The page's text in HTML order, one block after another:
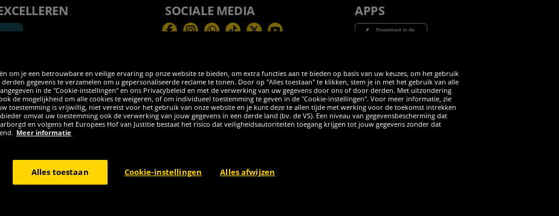
SOCIALE MEDIA
FacebookInstagramWhatsApp
TikTokTwitterYouTube
APPS
kosten voor levering ter plaatse, tenzij anderszins beschreven. 1Huidige of eerdere aanbevolen verkoopprijs van de fabrikant
om je een betrouwbare en veilige ervaring op onze website te bieden, om extra functies aan te bieden op basis van uw keuzes, om het gebruik
gegevens te verzamelen om u gepersonaliseerde reclame te tonen. Door op "Alles toestaan" te klikken, stem je in met het gebruik van alle
in de "Cookie-instellingen" en ons Privacybeleid en met de verwerking van uw gegevens door ons of door derden. Met uitzondering
de mogelijkheid om alle cookies te weigeren, of om individueel toestemming te geven in de "Cookie-instellingen". Voor meer informatie, zie
toestemming is vrijwillig, niet vereist voor het gebruik van onze website en je kunt deze te allen tijde met werking voor de toekomst intrekken
omvat uw toestemming ook de verwerking van jouw gegevens in een derde land (bv. de VS). Een niveau van gegevensbescherming dat
en volgens het Europees Hof van Justitie bestaat het risico dat veiligheidsautoriteiten toegang krijgen tot jouw gegevens zonder dat
Meer informatie
Cookie-instellingen Alles afwijzen
Alles toestaan